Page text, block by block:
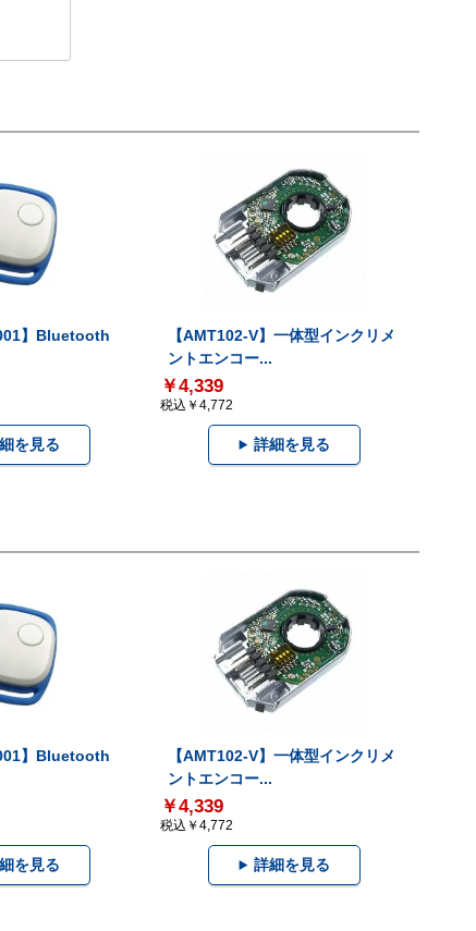
】Bluetooth
を見る
【AMT102-V】一体型インクリメ
ントエンコー...
￥4,339
税込￥4,772
詳細を見る
】Bluetooth
を見る
【AMT102-V】一体型インクリメ
ントエンコー...
￥4,339
税込￥4,772
詳細を見る